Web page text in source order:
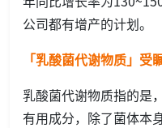
公司都有增产的计划。
「乳酸菌代谢物质」
乳酸菌代谢物质指的是
有用成分，除了菌体本